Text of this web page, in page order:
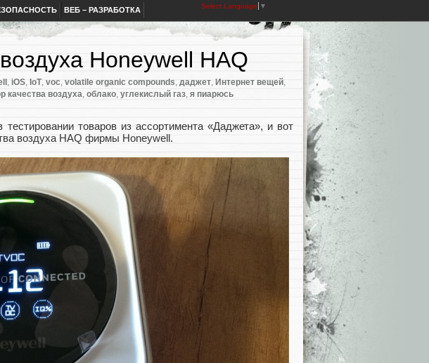
ВЕБ – РАЗРАБОТКА Select Language ▼
Honeywell HAQ
, iOS, IoT, voc, volatile organic compounds, даджет, Интернет вещей,
качества воздуха, облако, углекислый газ, я пиарюсь
товаров из ассортимента «Даджета», и вот
воздуха HAQ фирмы Honeywell.